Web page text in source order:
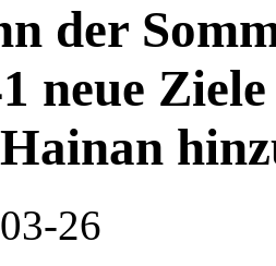
der
neue
26